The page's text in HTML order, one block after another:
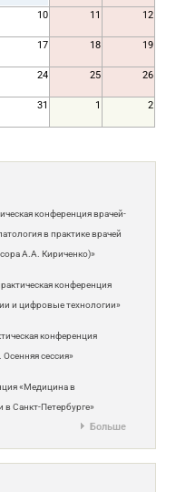
10 11 12
17 18 19
24 25 26
31 1 2
конференция врачей-
в практике врачей
А.А. Кириченко)»
конференция
и цифровые технологии»
конференция
сессия»
«Медицина в
в Санкт-Петербурге»
Больше